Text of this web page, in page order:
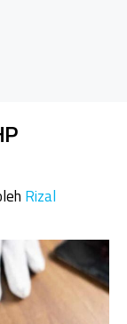
Rizal